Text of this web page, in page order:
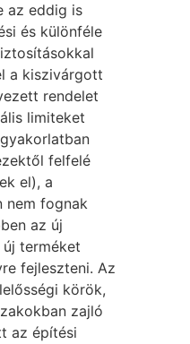
az eddig is
és különféle
a kiszivárgott
rendelet
limiteket
felfelé
el), a
nem fognak
az új
új terméket
fejleszteni. Az
körök,
zajló
az építési